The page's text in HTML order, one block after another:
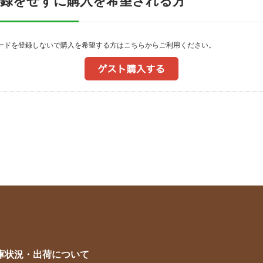
ドを登録しないで購入を希望する方はこちらからご利用ください。
状況・出荷について